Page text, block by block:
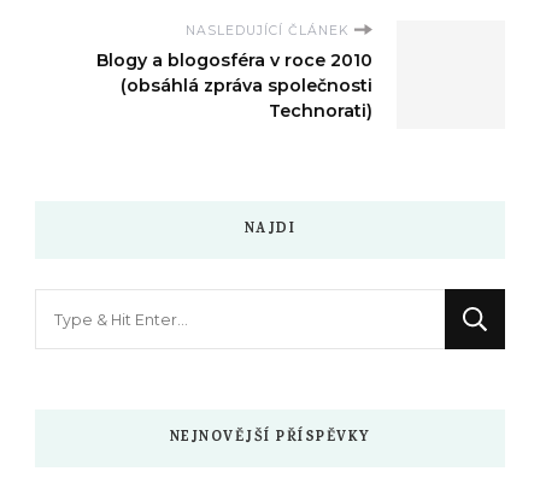
NASLEDUJÍCÍ ČLÁNEK
Blogy a blogosféra v roce 2010
(obsáhlá zpráva společnosti
Technorati)
NAJDI
NEJNOVĚJŠÍ PŘÍSPĚVKY